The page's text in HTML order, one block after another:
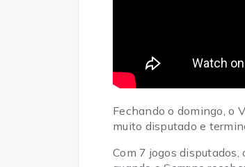
Fechando o domingo, o
muito disputado e
Com 7 jogos